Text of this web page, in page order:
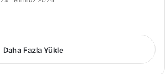
Daha Fazla Yükle